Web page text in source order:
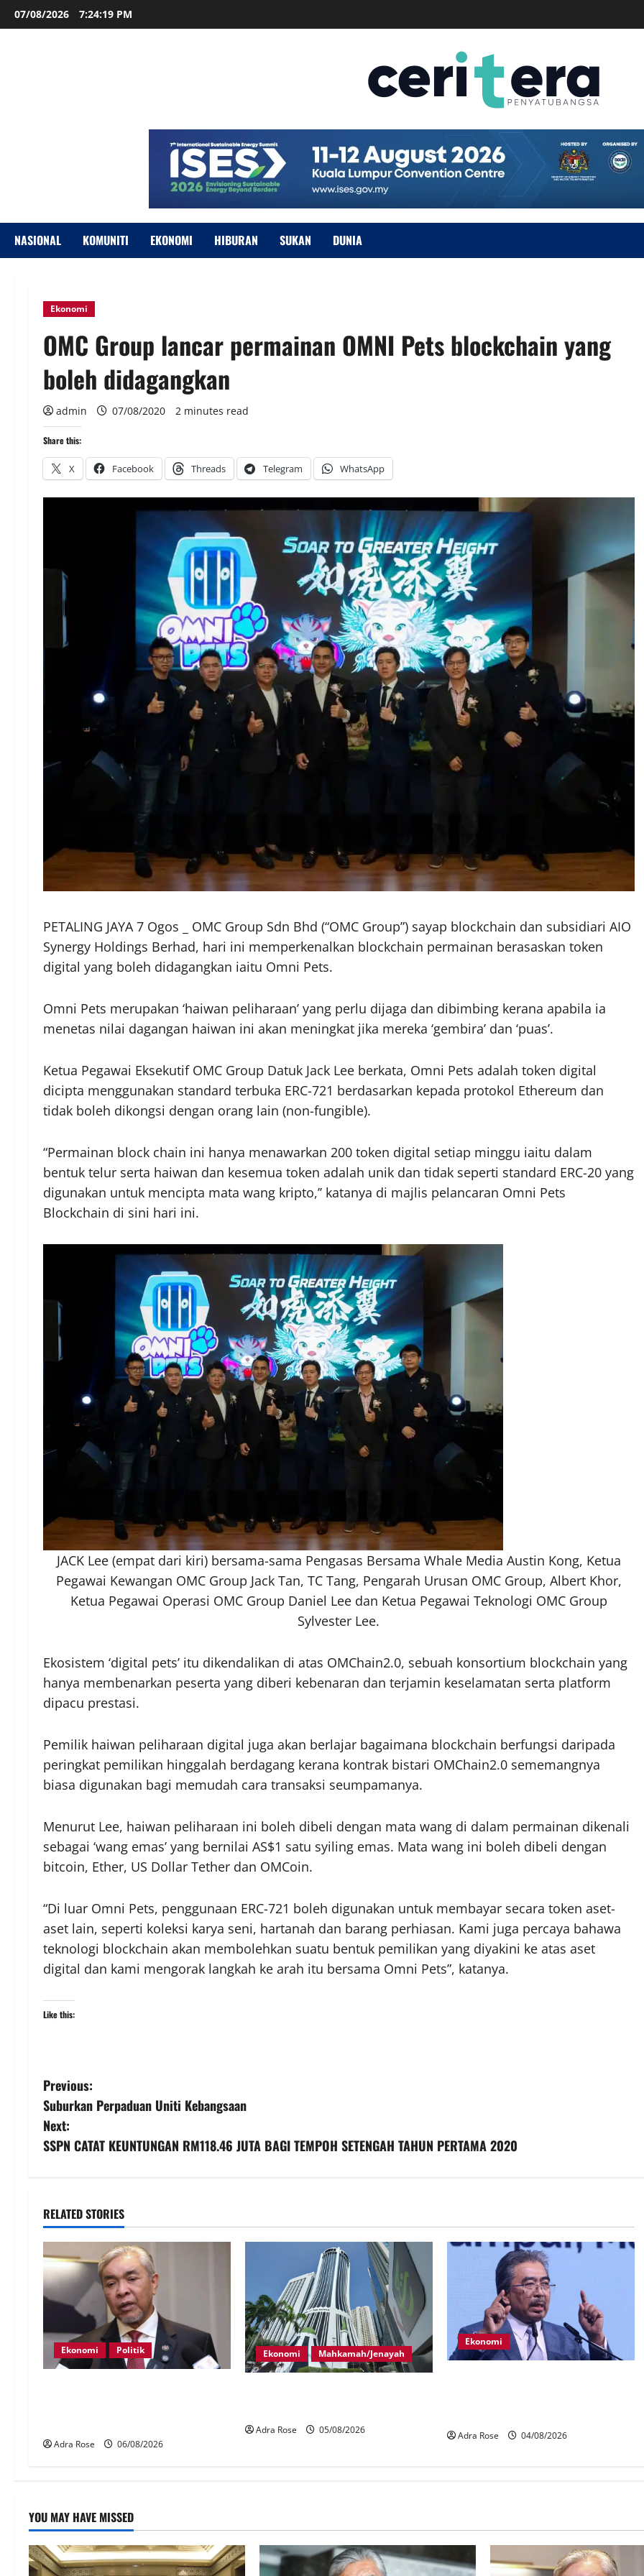
07/08/2026 7:24:20 PM
NASIONAL KOMUNITI EKONOMI HIBURAN SUKAN DUNIA
Ekonomi
OMC Group lancar permainan OMNI Pets blockchain yang
boleh didagangkan
admin 07/08/2020 2 minutes read
Share this:
X Facebook Threads Telegram WhatsApp
PETALING JAYA 7 Ogos _ OMC Group Sdn Bhd (“OMC Group”) sayap blockchain dan subsidiari AIO
Synergy Holdings Berhad, hari ini memperkenalkan blockchain permainan berasaskan token
digital yang boleh didagangkan iaitu Omni Pets.
Omni Pets merupakan ‘haiwan peliharaan’ yang perlu dijaga dan dibimbing kerana apabila ia
menetas nilai dagangan haiwan ini akan meningkat jika mereka ‘gembira’ dan ‘puas’.
Ketua Pegawai Eksekutif OMC Group Datuk Jack Lee berkata, Omni Pets adalah token digital
dicipta menggunakan standard terbuka ERC-721 berdasarkan kepada protokol Ethereum dan
tidak boleh dikongsi dengan orang lain (non-fungible).
“Permainan block chain ini hanya menawarkan 200 token digital setiap minggu iaitu dalam
bentuk telur serta haiwan dan kesemua token adalah unik dan tidak seperti standard ERC-20 yang
digunakan untuk mencipta mata wang kripto,’’ katanya di majlis pelancaran Omni Pets
Blockchain di sini hari ini.
JACK Lee (empat dari kiri) bersama-sama Pengasas Bersama Whale Media Austin Kong, Ketua
Pegawai Kewangan OMC Group Jack Tan, TC Tang, Pengarah Urusan OMC Group, Albert Khor,
Ketua Pegawai Operasi OMC Group Daniel Lee dan Ketua Pegawai Teknologi OMC Group
Sylvester Lee.
Ekosistem ‘digital pets’ itu dikendalikan di atas OMChain2.0, sebuah konsortium blockchain yang
hanya membenarkan peserta yang diberi kebenaran dan terjamin keselamatan serta platform
dipacu prestasi.
Pemilik haiwan peliharaan digital juga akan berlajar bagaimana blockchain berfungsi daripada
peringkat pemilikan hinggalah berdagang kerana kontrak bistari OMChain2.0 sememangnya
biasa digunakan bagi memudah cara transaksi seumpamanya.
Menurut Lee, haiwan peliharaan ini boleh dibeli dengan mata wang di dalam permainan dikenali
sebagai ‘wang emas’ yang bernilai AS$1 satu syiling emas. Mata wang ini boleh dibeli dengan
bitcoin, Ether, US Dollar Tether dan OMCoin.
“Di luar Omni Pets, penggunaan ERC-721 boleh digunakan untuk membayar secara token aset-
aset lain, seperti koleksi karya seni, hartanah dan barang perhiasan. Kami juga percaya bahawa
teknologi blockchain akan membolehkan suatu bentuk pemilikan yang diyakini ke atas aset
digital dan kami mengorak langkah ke arah itu bersama Omni Pets”, katanya.
Like this:
Previous:
Suburkan Perpaduan Uniti Kebangsaan
Next:
SSPN CATAT KEUNTUNGAN RM118.46 JUTA BAGI TEMPOH SETENGAH TAHUN PERTAMA 2020
RELATED STORIES
Ekonomi Politik
Adra Rose 06/08/2026
Ekonomi Mahkamah/Jenayah
Adra Rose 05/08/2026
Ekonomi
Adra Rose 04/08/2026
YOU MAY HAVE MISSED